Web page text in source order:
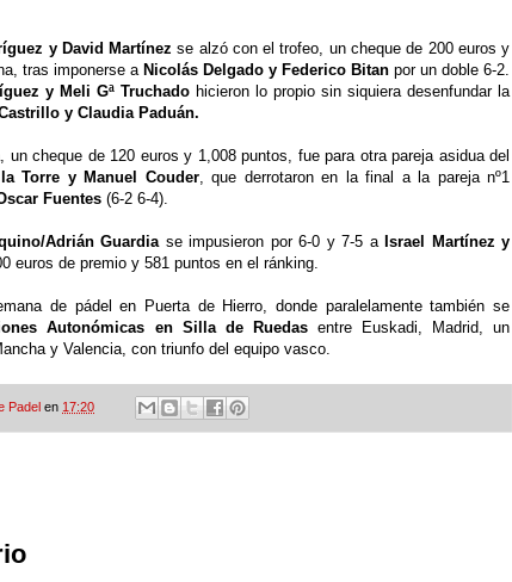
íguez y David Martínezse alzó con el trofeo, un cheque de 200 euros y
tras imponerse a Nicolás Delgado y Federico Bitan por un doble 6-2.
íguez y Meli Gª Truchado hicieron lo propio sin siquiera desenfundar la
y Claudia Paduán.
un cheque de 120 euros y 1,008 puntos, fue para otra pareja asidua del
Torre y Manuel Couder, que derrotaron en la final a la pareja nº1
Fuentes (6-2 6-4).
Adrián Guardia se impusieron por 6-0 y 7-5 a Israel Martínez y
euros de premio y 581 puntos en el ránking.
de pádel en Puerta de Hierro, donde paralelamente también se
Autonómicas en Silla de Ruedasentre Euskadi, Madrid, un
y Valencia, con triunfo del equipo vasco.
Padel en 17:20